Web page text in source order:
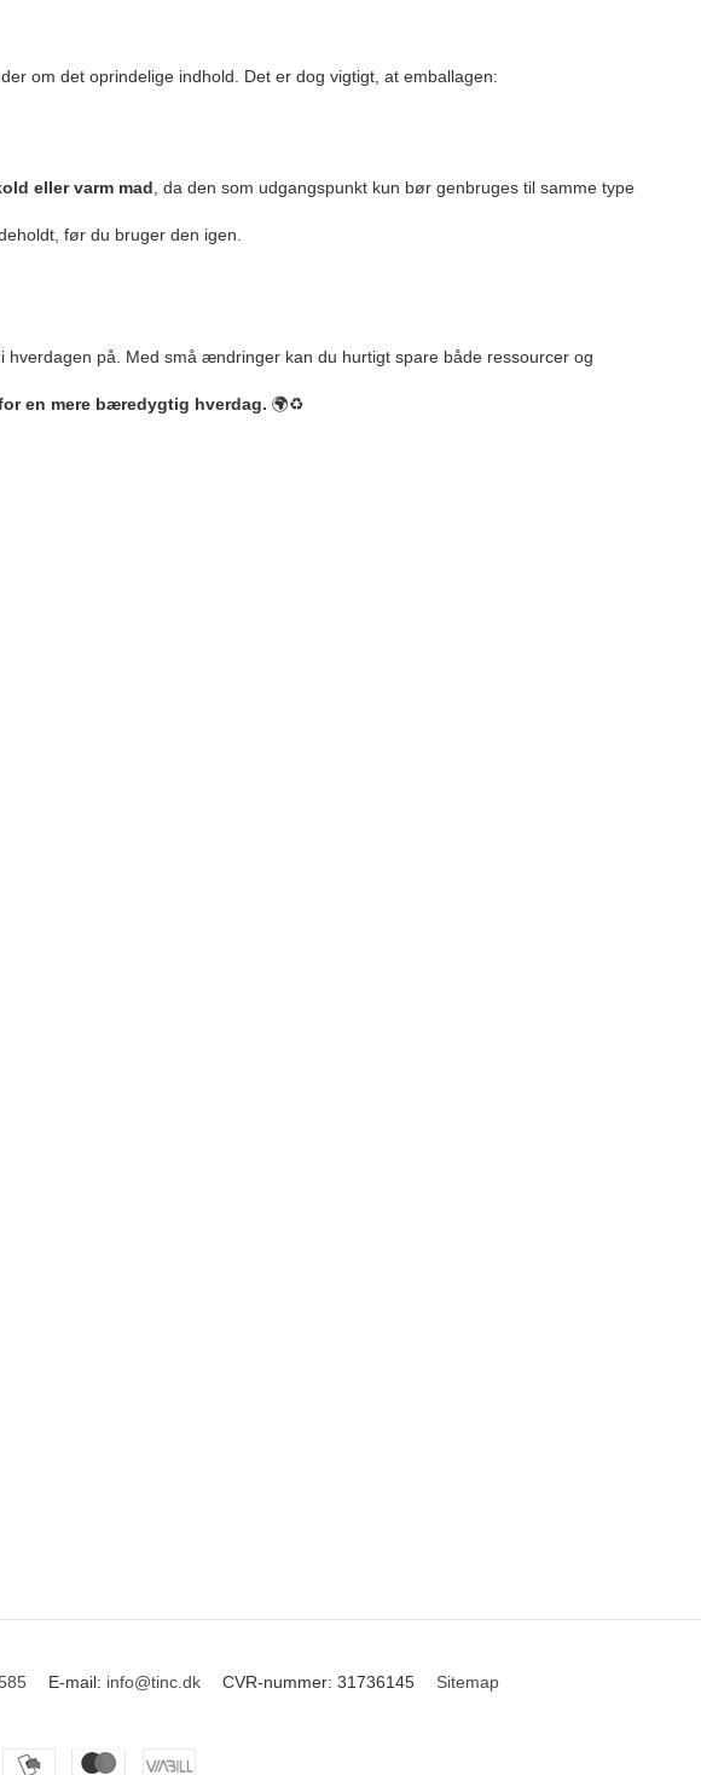
om det oprindelige indhold. Det er dog vigtigt, at emballagen:
eller varm mad , da den som udgangspunkt kun bør genbruges til samme type
før du bruger den igen.
på. Med små ændringer kan du hurtigt spare både ressourcer og
en mere bæredygtig hverdag. 🌍♻️
E-mail: info@tinc.dk CVR-nummer: 31736145
Sitemap